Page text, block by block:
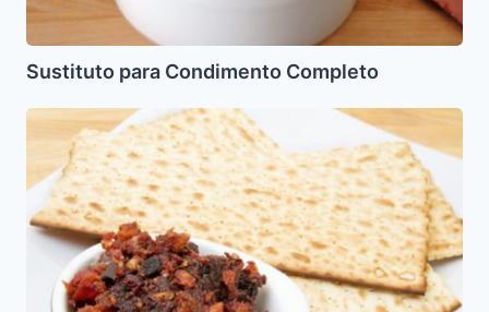
Sustituto para Condimento Completo
Jaroset
(Manzanas,
ciruelas
pasas)